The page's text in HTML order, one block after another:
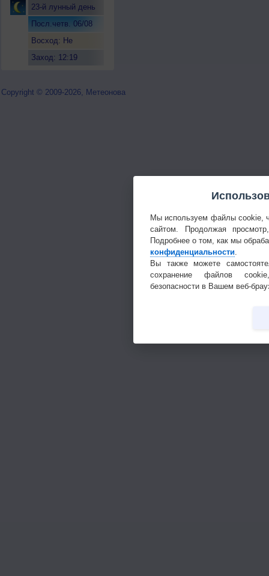
23-й лунный день
Посл.четв. 06/08
Восход: Не
Заход: 12:19
Copyright © 2009-2026, Метеонова
Мы используем файлы cookie,
сайтом. Продолжая
Подробнее о том, как мы
конфиденциальности.
Вы также можете
сохранение файлов
безопасности в Вашем веб-